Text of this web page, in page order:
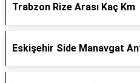
Trabzon Rize Arası Kaç Km
Eskişehir Side Manavgat